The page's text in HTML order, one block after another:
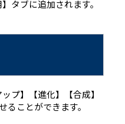
タブに追加されます。
ップ】【進化】【合成】
ることができます。